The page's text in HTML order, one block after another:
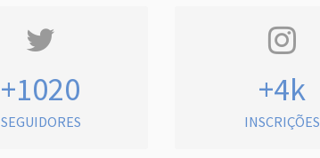
+1020
SEGUIDORES
+4k
INSCRIÇÕES